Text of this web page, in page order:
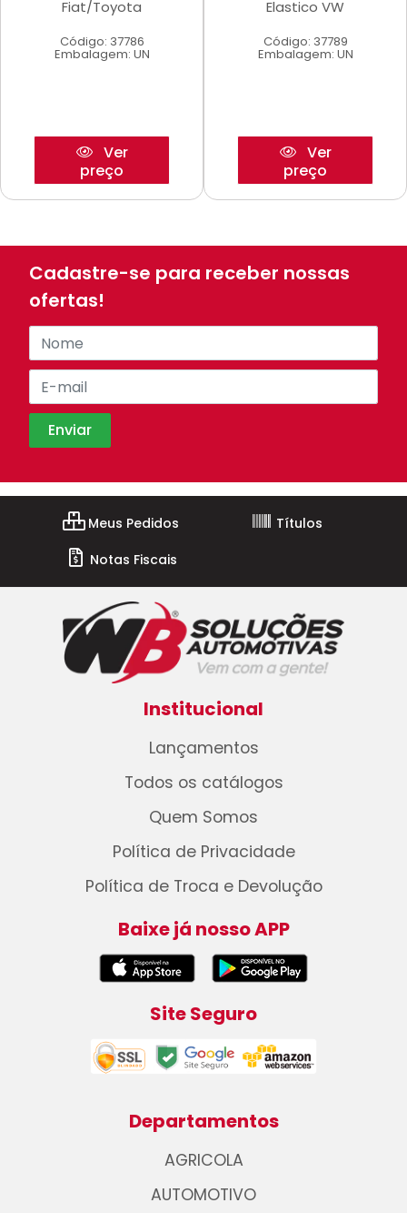
Fiat/Toyota
Código: 37786
Embalagem: UN
Ver
preço
Elastico VW
Código: 37789
Embalagem: UN
Ver
preço
Cadastre-se para receber nossas
ofertas!
Meus Pedidos
Títulos
Notas Fiscais
Institucional
Lançamentos
Todos os catálogos
Quem Somos
Política de Privacidade
Política de Troca e Devolução
Baixe já nosso APP
Site Seguro
Departamentos
AGRICOLA
AUTOMOTIVO